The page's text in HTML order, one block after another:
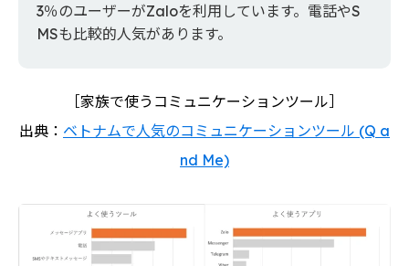
3％のユーザーがZaloを利用しています。電話やS
MSも比較的人気があります。
［家族で使うコミュニケーションツール］
出典： ベトナムで人気のコミュニケーションツール (Q a
nd Me)